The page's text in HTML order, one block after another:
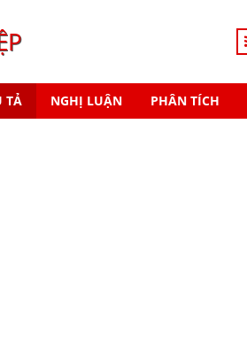
TẢ NGHỊ LUẬN PHÂN TÍCH